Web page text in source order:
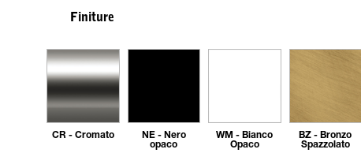
Finiture
CR - Cromato
NE - Nero
opaco
WM - Bianco
Opaco
BZ - Bronzo
Spazzolato